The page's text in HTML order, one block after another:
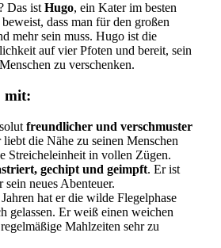
Das ist Hugo, ein Kater im besten
dass man für den großen
mehr sein muss. Hugo ist die
auf vier Pfoten und bereit, sein
zu verschenken.
mit:
freundlicher und verschmuster
liebt die Nähe zu seinen Menschen
Streicheleinheit in vollen Zügen.
gechipt und geimpft. Er ist
sein neues Abenteuer.
hat er die wilde Flegelphase
gelassen. Er weiß einen weichen
Mahlzeiten sehr zu